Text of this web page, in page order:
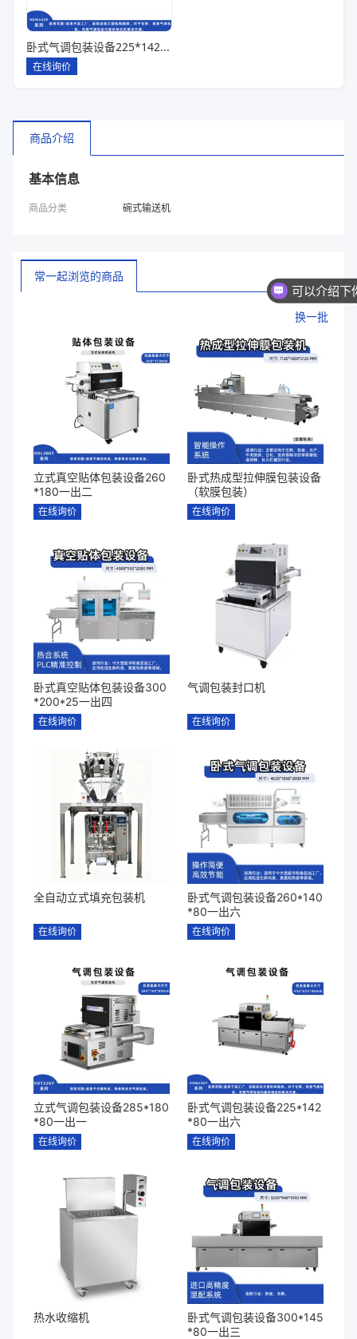
卧式气调包装设备225*142*80一出六
在线询价
商品介绍
基本信息
商品分类 碗式输送机
常一起浏览的商品
换一批
立式真空贴体包装设备260
*180一出二
在线询价
卧式热成型拉伸膜包装设备
（软膜包装）
在线询价
卧式真空贴体包装设备300
*200*25一出四
在线询价
气调包装封口机
在线询价
全自动立式填充包装机
在线询价
卧式气调包装设备260*140
*80一出六
在线询价
立式气调包装设备285*180
*80一出一
在线询价
卧式气调包装设备225*142
*80一出六
在线询价
热水收缩机
卧式气调包装设备300*145
*80一出三